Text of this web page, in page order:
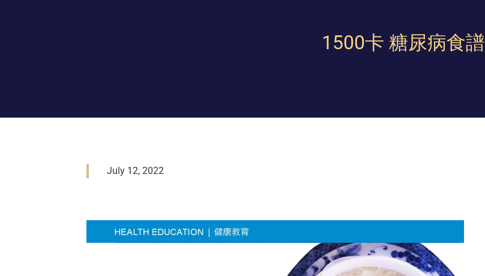
1500卡 糖尿病食譜
July 12, 2022